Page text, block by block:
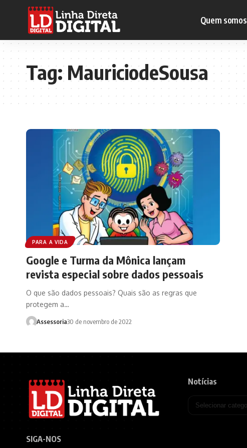
Quem somos
Tag:MauriciodeSousa
PARA A VIDA
Google e Turma da Mônica lançam
revista especial sobre dados pessoais
O que são dados pessoais? Quais são as regras que
protegem a…
Assessoria30 de novembro de 2022
SIGA-NOS
Notícias